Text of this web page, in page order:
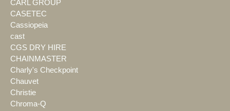
CARL GROUP
CASETEC
Cassiopeia
cast
CGS DRY HIRE
CHAINMASTER
Charly's Checkpoint
Chauvet
Christie
Chroma-Q